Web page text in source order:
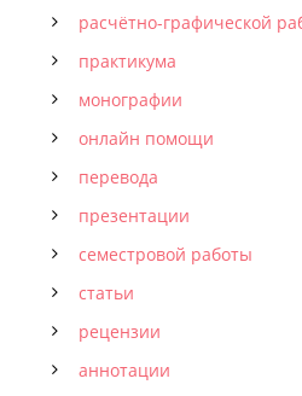
расчётно-графической
практикума
монографии
онлайн помощи
перевода
презентации
семестровой работы
статьи
рецензии
аннотации